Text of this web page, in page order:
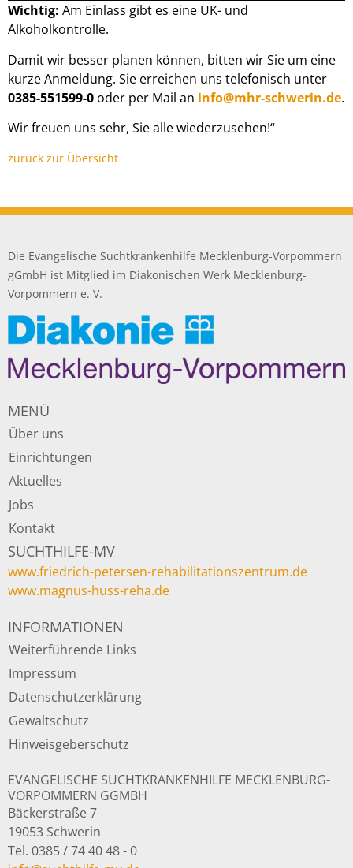
Wichtig: Am Einlass gibt es eine UK- und
Alkoholkontrolle.
Damit wir besser planen können, bitten wir Sie um eine
kurze Anmeldung. Sie erreichen uns telefonisch unter
0385-551599-0 oder per Mail an info@mhr-schwerin.de.
Wir freuen uns sehr, Sie alle wiederzusehen!“
zurück zur Übersicht
Die Evangelische Suchtkrankenhilfe Mecklenburg-Vorpommern
gGmbH ist Mitglied im Diakonischen Werk Mecklenburg-
Vorpommern e. V.
MENÜ
Über uns
Einrichtungen
Aktuelles
Jobs
Kontakt
SUCHTHILFE-MV
www.friedrich-petersen-rehabilitationszentrum.de
www.magnus-huss-reha.de
INFORMATIONEN
Weiterführende Links
Impressum
Datenschutzerklärung
Gewaltschutz
Hinweisgeberschutz
EVANGELISCHE SUCHTKRANKENHILFE MECKLENBURG-
VORPOMMERN GGMBH
Bäckerstraße 7
19053 Schwerin
Tel. 0385 / 74 40 48 - 0